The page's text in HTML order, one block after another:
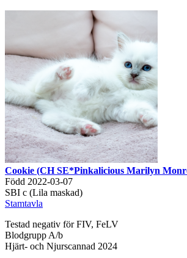
Cookie (CH SE*Pinkalicious Marilyn
Född 2022-03-07
SBI c (Lila maskad)
Stamtavla
Testad negativ för FIV, FeLV
Blodgrupp A/b
Hjärt- och Njurscannad 2024